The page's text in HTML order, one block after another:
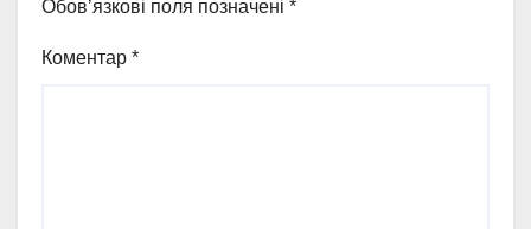
Обов’язкові поля позначені *
Коментар *